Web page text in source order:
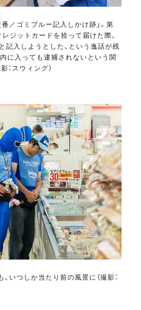
／ゴミブルー記入しかけ跡」。第
ジットカードを拾って届けた際、
記入しようとした、という逸話が残
に入っても逮捕されないという関
：スウィング）
いつしか当たり前の風景に（撮影：